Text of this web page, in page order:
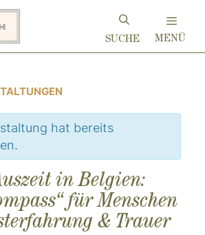
MENÜ
hat bereits
in Belgien:
für Menschen
& Trauer